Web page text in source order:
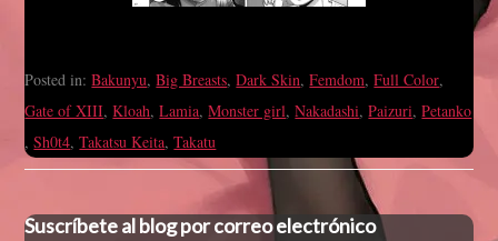
Posted in:Bakunyu,Big Breasts,Dark Skin,Femdom,Full Color,
Gate of XIII,Kloah,Lamia,Monster girl,Nakadashi,Paizuri,Petanko
,Sh0t4,Takatsu Keita,Takatu
Suscríbete al blog por correo electrónico